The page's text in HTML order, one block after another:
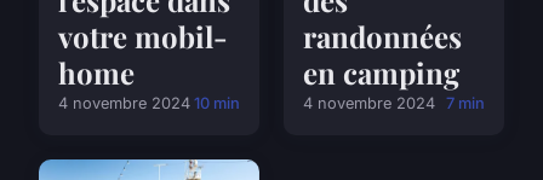
votre mobil-
home
4 novembre 2024 10 min
randonnées
en camping
4 novembre 2024 7 min